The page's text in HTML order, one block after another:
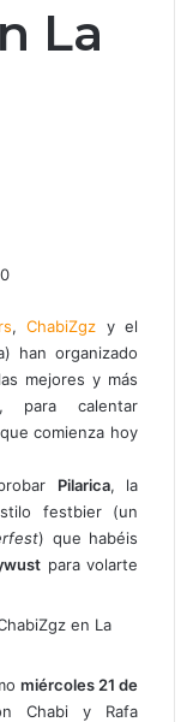
La
,ChabiZgz y el
han organizado
mejores y más
para calentar
comienza hoy
Pilarica, la
festbier (un
) que habéis
para volarte
miércoles 21 de
Chabi y Rafa